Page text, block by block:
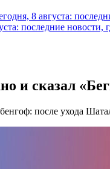
8 августа:
последние новости,
и сказал
после ухода